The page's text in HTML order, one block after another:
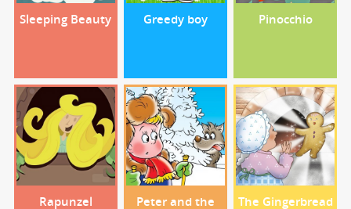
Sleeping Beauty Greedy boy Pinocchio
Rapunzel Peter and the The Gingerbread